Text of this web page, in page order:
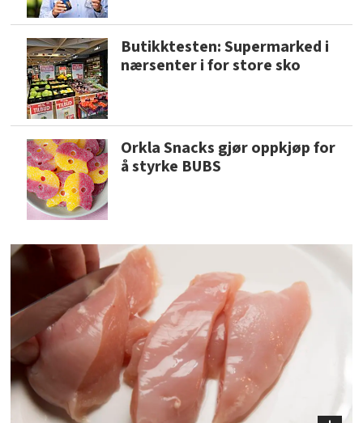
Butikktesten: Supermarked i
nærsenter i for store sko
Orkla Snacks gjør oppkjøp for
å styrke BUBS